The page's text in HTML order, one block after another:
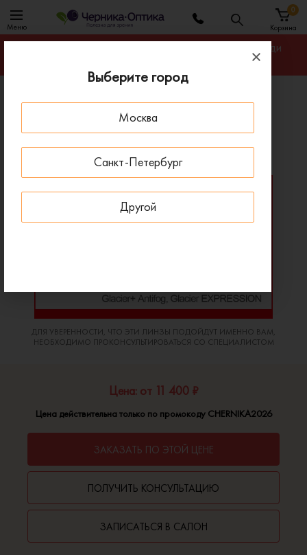
Выберите город
Москва
Санкт-Петербург
Другой
Меню Корзина
0
Гарантируем лучшую цену на линзы для очков среди
Главная
Линзы для очков
Однофокальные линзы Shamir Relax
Однофокальные линзы Shamir Relax
ДЛЯ УВЕРЕННОСТИ, ЧТО ЭТИ ЛИНЗЫ ПОДОЙДУТ ИМЕННО ВАМ,
НЕОБХОДИМО ПРОКОНСУЛЬТИРОВАТЬСЯ СО СПЕЦИАЛИСТОМ
Цена: от 11 400 ₽
Цена действительна только по промокоду CHERNIKA2026
ЗАКАЗАТЬ ПО ЭТОЙ ЦЕНЕ
ПОЛУЧИТЬ КОНСУЛЬТАЦИЮ
ЗАПИСАТЬСЯ В САЛОН